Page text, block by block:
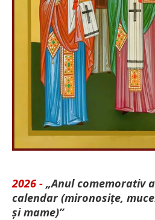
2026 - „Anul comemorativ
calendar (mironosițe,
și mame)”